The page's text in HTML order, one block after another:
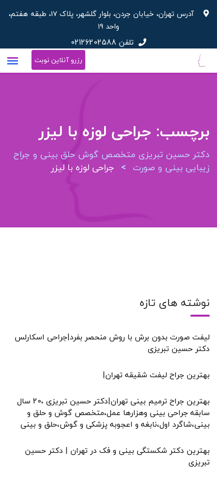
پرش
آدرس تهران، خیابان جردن، بلوار گلشهر، پلاک 17، طبقه هفتم،
واحد 19
تلفن 02126202588
رزرو آنلاین نوبت
برچسب: جراحی لوزه با لیزر
دکتر حسین تبریزی متخصص گوش حلق بینی و جراح
زیبایی بینی و صورت > جراحی لوزه با لیزر
نوشته های تازه
لیفت صورت بدون برش با روش منحصر بفرد|جراحی اسکارلس
دکتر حسین تبریزی
بهترین جراح لیفت شقیقه تهران|
بهترین جراح ترمیم بینی تهران|دکتر حسین تبریزی ،20 سال
سابقه جراحی بینی وهزارها عمل،متخصص گوش و حلق و
بینی،شاگرد اول،نابغه و اعجوبه پزشکی و گوش،حلق و بینی
بهترین دکتر شکستگی بینی و فک در تهران | دکتر حسین
تبریزی